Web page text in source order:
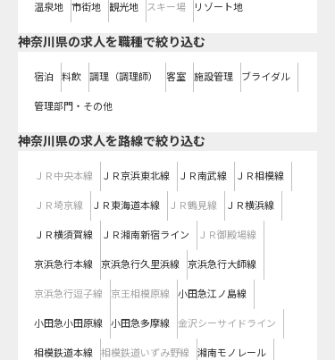
温泉地 市街地 観光地 スキー場 リゾート地
神奈川県の求人を職種で絞り込む
宿泊 料飲 調理（調理師） 客室 施設管理 ブライダル
管理部門・その他
神奈川県の求人を路線で絞り込む
ＪＲ中央本線 ＪＲ京浜東北線 ＪＲ南武線 ＪＲ相模線
ＪＲ埼京線 ＪＲ東海道本線 ＪＲ鶴見線 ＪＲ横浜線
ＪＲ横須賀線 ＪＲ湘南新宿ライン ＪＲ御殿場線
京浜急行本線 京浜急行久里浜線 京浜急行大師線
京浜急行逗子線 京王相模原線 小田急江ノ島線
小田急小田原線 小田急多摩線 金沢シーサイドライン
相模鉄道本線 相模鉄道いずみ野線 湘南モノレール